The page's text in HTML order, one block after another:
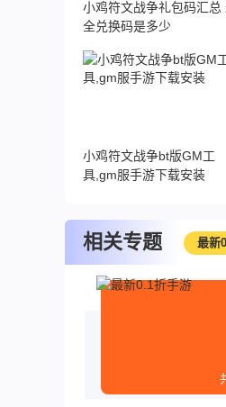
小鸡符文战争礼包码汇总
全兑换码是多少
小鸡符文战争bt版GM工
具,gm服手游下载安装
相关专题 最新